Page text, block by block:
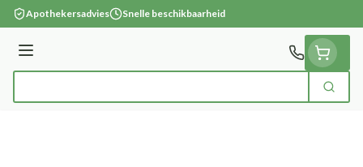
Ga naar de inhoud
Apothekersadvies Snelle beschikbaarheid
Menu
Zoek